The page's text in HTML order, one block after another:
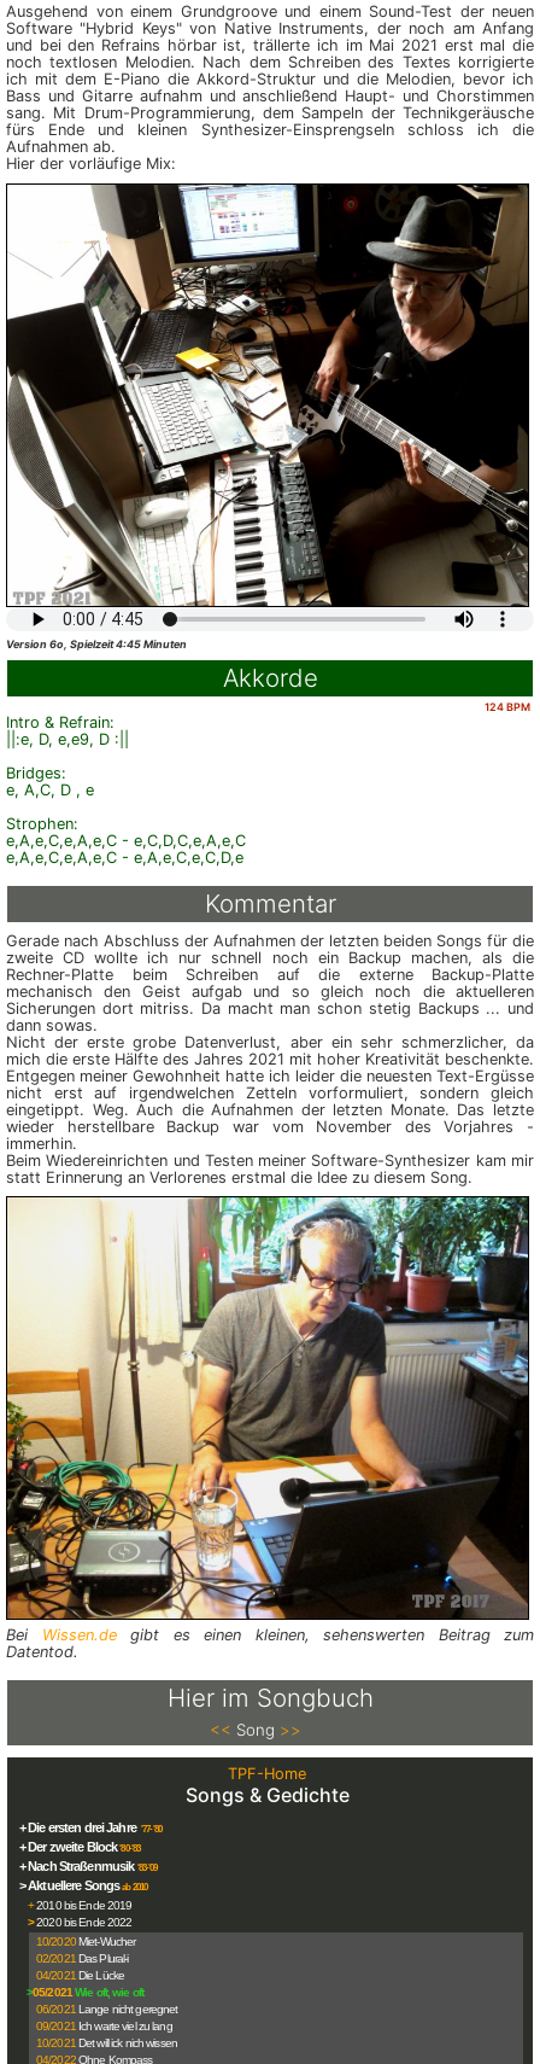
Ausgehend von einem Grundgroove und einem Sound-Test der neuen
Software "Hybrid Keys" von Native Instruments, der noch am Anfang
und bei den Refrains hörbar ist, trällerte ich im Mai 2021 erst mal die
noch text­losen Melodien. Nach dem Schreiben des Textes korrigierte
ich mit dem E-Piano die Akkord-Struktur und die Melodien, bevor ich
Bass und Gitarre aufnahm und an­schließend Haupt- und Chor­stimmen
sang. Mit Drum-Pro­gram­mierung, dem Sampeln der Tech­nik­geräusche
fürs Ende und kleinen Synthesizer-Ein­spreng­seln schloss ich die
Aufnahmen ab.
Hier der vorläufige Mix:
Version 6o, Spielzeit 4:45 Minuten
Akkorde
124 BPM
Intro & Refrain:
||:e, D, e,e9, D :||
Bridges:
e, A,C, D , e
Strophen:
e,A,e,C,e,A,e,C - e,C,D,C,e,A,e,C
e,A,e,C,e,A,e,C - e,A,e,C,e,C,D,e
Kommentar
Gerade nach Abschluss der Auf­nah­men der letzten beiden Songs für die
zweite CD wollte ich nur schnell noch ein Backup machen, als die
Rechner-Platte beim Schreiben auf die externe Back­up-Platte
mechanisch den Geist aufgab und so gleich noch die aktuel­leren
Sicherungen dort mit­riss. Da macht man schon stetig Backups ... und
dann sowas.
Nicht der erste grobe Daten­verlust, aber ein sehr schmerz­licher, da
mich die erste Hälfte des Jahres 2021 mit hoher Kreati­vität beschenkte.
Ent­gegen meiner Gewohnheit hatte ich leider die neuesten Text-Ergüsse
nicht erst auf irgendwelchen Zetteln vorfor­muliert, sondern gleich
eingetippt. Weg. Auch die Auf­nahmen der letzten Monate. Das letzte
wieder herstell­bare Backup war vom November des Vor­jahres -
immerhin.
Beim Wieder­einrichten und Testen meiner Software-Synthe­sizer kam mir
statt Erin­nerung an Verlorenes erstmal die Idee zu diesem Song.
Bei Wissen.degibt es einen kleinen, sehens­werten Beitrag zum
Datentod.
Hier im Songbuch
<< Song >>
TPF-Home
Songs & Gedichte
+ Die ersten drei Jahre '77-'80
+ Der zweite Block '80-'83
+ Nach Straßenmusik '83-'09
> Aktuellere Songs ab 2010
+2010 bis Ende 2019
>2020 bis Ende 2022
10/2020Miet-Wucher
02/2021Das Plural-i
04/2021Die Lücke
>05/2021Wie oft, wie oft
06/2021Lange nicht geregnet
09/2021 Ich warte viel zu lang
10/2021Det will ick nich wissen
04/2022Ohne Kompass